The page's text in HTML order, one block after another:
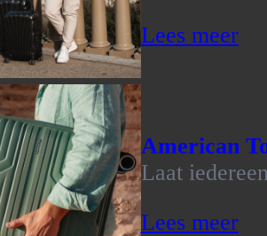
Lees meer
American
Laat
Lees meer